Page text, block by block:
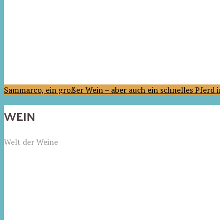
Sammarco, ein großer Wein – aber auch ein schnelles Pferd
WEIN
Welt der Weine